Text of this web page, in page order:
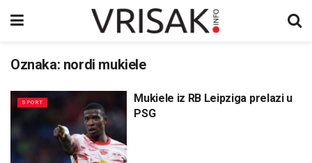
Oznaka: nordi mukiele
SPORT
Mukiele iz RB Leipziga prelazi u
PSG